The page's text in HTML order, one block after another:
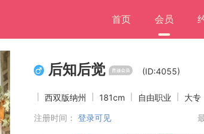
首页 会员
后知后觉 (ID:4055)
西双版纳州 181cm 自由职业
大专
注册时间： 登录可见